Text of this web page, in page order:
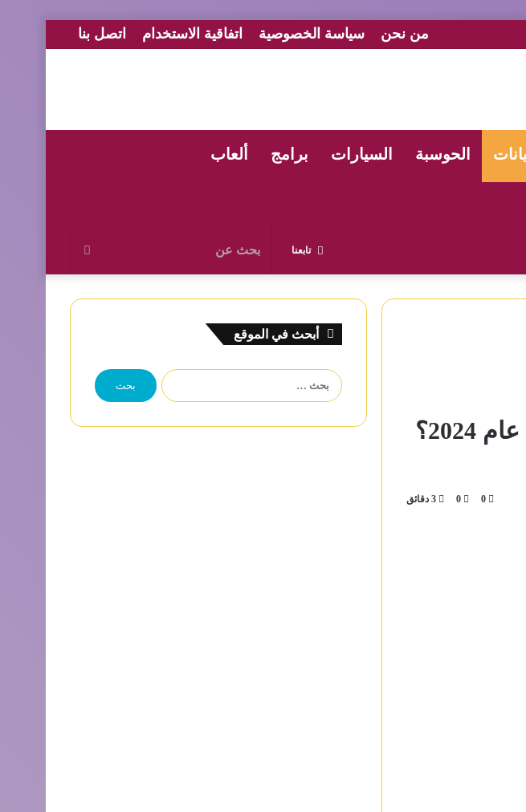
من نحن سياسة الخصوصية اتفاقية الاستخدام اتصل بنا
الحوسبة السيارات برامج ألعاب
عن
تابعنا
0
0
أبحث في الموقع
البحث
عن: